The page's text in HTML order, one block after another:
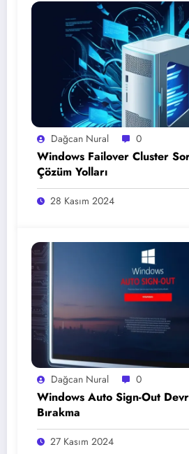
Dağcan Nural 0
Windows Failover Cluster
Çözüm Yolları
28 Kasım 2024
Dağcan Nural 0
Windows Auto Sign-Out
Bırakma
27 Kasım 2024